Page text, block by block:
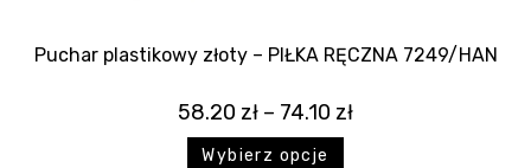
Puchar plastikowy złoty – PIŁKA RĘCZNA 7249/HAN
58.20 zł – 74.10 zł
Wybierz opcje